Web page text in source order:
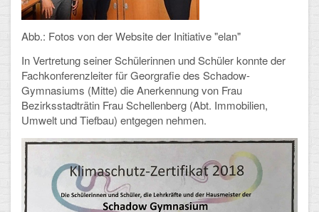
Abb.: Fotos von der Website der Initiative "elan"
In Vertretung seiner Schülerinnen und Schüler konnte der
Fachkonferenzleiter für Georgrafie des Schadow-
Gymnasiums (Mitte) die Anerkennung von Frau
Bezirksstadträtin Frau Schellenberg (Abt. Immobilien,
Umwelt und Tiefbau) entgegen nehmen.